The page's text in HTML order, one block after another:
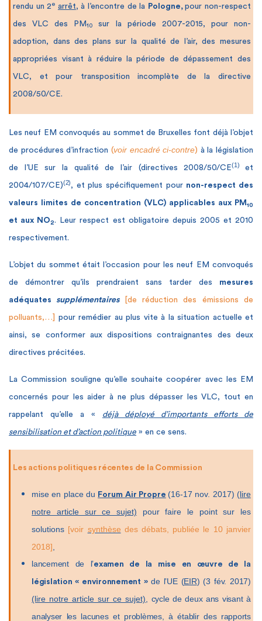
rendu un 2 e arrêt, à l’encontre de la Pologne,pour non-respect
des VLC des PM10 sur la période 2007-2015, pour non-
adoption, dans des plans sur la qualité de l’air, des mesures
appropriées visant à réduire la période de dépassement des
VLC, et pour transposition incomplète de la directive
2008/50/CE.
Les neuf EM convoqués au sommet de Bruxelles font déjà l’objet
de procédures d’infraction (voir encadré ci-contre) à la législation
de l’UE sur la qualité de l’air (directives 2008/50/CE(1) et
2004/107/CE)(2), et plus spécifiquement pour non-respect des
valeurs limites de concentration (VLC) applicables aux PM 10
et aux NO2. Leur respect est obligatoire depuis 2005 et 2010
respectivement.
L’objet du sommet était l’occasion pour les neuf EM convoqués
de démontrer qu’ils prendraient sans tarder des mesures
adéquates supplémentaires [de réduction des émissions de
polluants,…] pour remédier au plus vite à la situation actuelle et
ainsi, se conformer aux dispositions contraignantes des deux
directives précitées.
La Commission souligne qu’elle souhaite coopérer avec les EM
concernés pour les aider à ne plus dépasser les VLC, tout en
rappelant qu’elle a « déjà déployé d’importants efforts de
sensibilisation et d’action politique » en ce sens.
Les actions politiques récentes de la Commission
mise en place du Forum Air Propre (16-17 nov. 2017) (lire
notre article sur ce sujet)
pour faire le point sur les
solutions [voir synthèse des débats, publiée le 10 janvier
2018]
lancement de l’examen de la mise en œuvre de la
législation « environnement » de l’UE (EIR) (3 fév. 2017)
(lire notre article sur ce sujet) , cycle de deux ans visant à
analyser les lacunes et problèmes, à établir des rapports